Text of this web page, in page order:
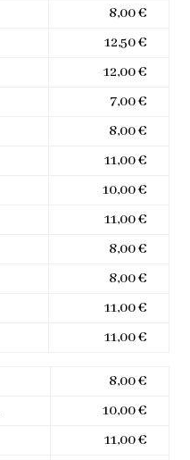
8,00 €
12,50 €
12,00 €
7,00 €
8,00 €
11,00 €
10,00 €
11,00 €
8,00 €
8,00 €
11,00 €
11,00 €
8,00 €
10,00 €
11,00 €